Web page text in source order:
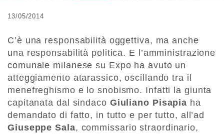
13/05/2014
C’è una responsabilità oggettiva, ma anche
una responsabilità politica. E l’amministrazione
comunale milanese su Expo ha avuto un
atteggiamento atarassico, oscillando tra il
menefreghismo e lo snobismo. Infatti la giunta
capitanata dal sindaco Giuliano Pisapia ha
demandato di fatto, in tutto e per tutto, all’ad
Giuseppe Sala, commissario straordinario,